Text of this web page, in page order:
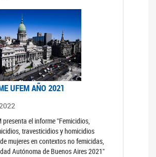
UFEM AÑO 2021
presenta el informe "Femicidios,
travesticidios y homicidios
mujeres en contextos no femicidas,
Autónoma de Buenos Aires 2021"